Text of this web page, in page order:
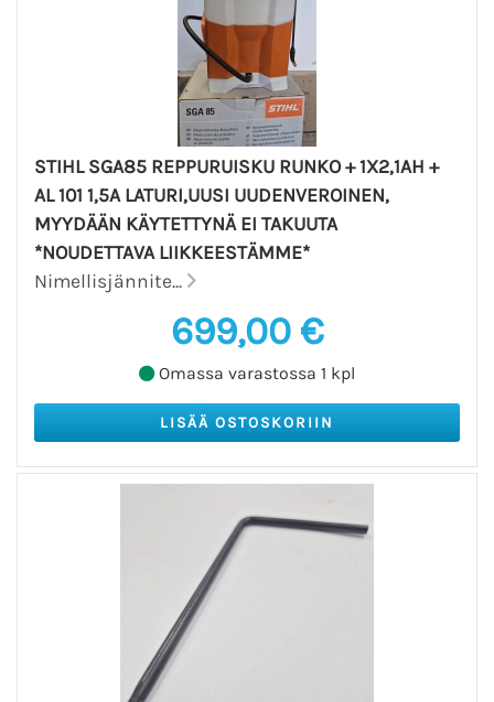
STIHL SGA85 REPPURUISKU RUNKO + 1X2,1AH +
AL 101 1,5A LATURI,UUSI UUDENVEROINEN,
MYYDÄÄN KÄYTETTYNÄ EI TAKUUTA
*NOUDETTAVA LIIKKEESTÄMME*
Nimellisjännite...
699,00 €
Omassa varastossa 1 kpl